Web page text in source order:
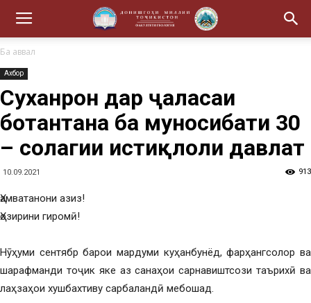
Ба аввал
Ахбор
Суханронӣ дар ҷаласаи
ботантана ба муносибати 30
– солагии истиқлоли давлатӣ
10.09.2021 913
Ҳамватанони азиз!
Ҳозирини гиромӣ!
Нӯҳуми сентябр барои мардуми куҳанбунёд, фарҳангсолор ва
шарафманди тоҷик яке аз санаҳои сарнавиштсози таърихӣ ва
лаҳзаҳои хушбахтиву сарбаландӣ мебошад.